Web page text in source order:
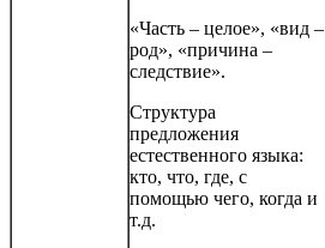
«Часть – целое», «вид –
род», «причина –
следствие».
Структура
предложения
естественного языка:
кто, что, где, с
помощью чего, когда и
т.д.